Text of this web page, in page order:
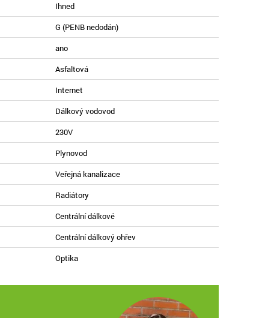
Ihned
G (PENB nedodán)
ano
Asfaltová
Internet
Dálkový vodovod
230V
Plynovod
Veřejná kanalizace
Radiátory
Centrální dálkové
Centrální dálkový ohřev
Optika